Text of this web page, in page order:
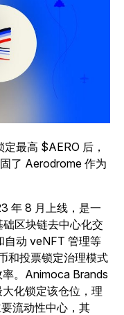
最高 $AERO 后，
了 Aerodrome 作为
年 8 月上线，是一
区块链去中心化交
自动 veNFT 管理等
和投票锁定治理模式
。Animoca Brands
化锁定该仓位，理
流动性中心，其